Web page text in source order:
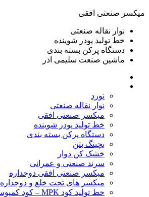
ميكسر صنعتی افقی
نوار نقاله صنعتی
خط تولید پودر شوينده
دستگاه پرکن بسته بندی
ماشين صنعت سليمی اذر
نورد
نوار نقاله صنعتی
ميكسر صنعتی افقی
خط تولید پودر شوينده
دستگاه پرکن بسته بندی
بچينگ بتن
خشک کن دوار
سرند صنعتی و عمرانی
میکسر صنعتی افقی دوجداره
میکسر های تحت خلع و دوجداره
خط تولید کود MPK – کود کمپوست – اوره فسفات